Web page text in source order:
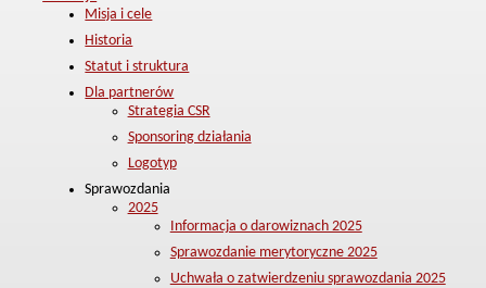
Misja i cele
Historia
Statut i struktura
Dla partnerów
Strategia CSR
Sponsoring działania
Logotyp
Sprawozdania
2025
Informacja o darowiznach 2025
Sprawozdanie merytoryczne 2025
Uchwała o zatwierdzeniu sprawozdania 2025